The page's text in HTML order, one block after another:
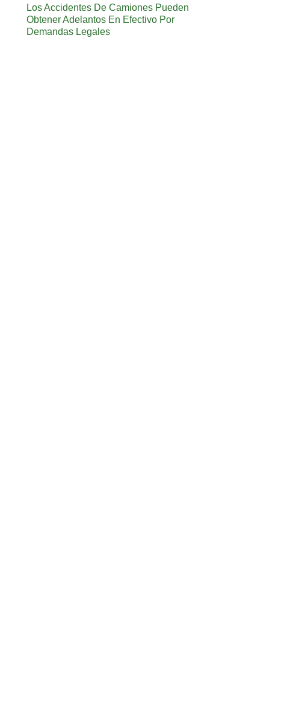
Los Accidentes De Camiones Pueden
Obtener Adelantos En Efectivo Por
Demandas Legales